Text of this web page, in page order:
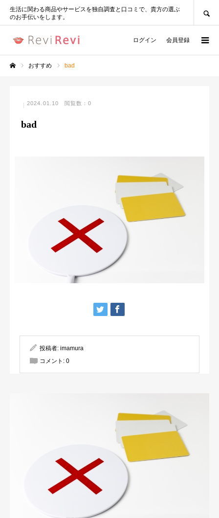
生活に関わる商品やサービスを独自調査と口コミで、貴方の選ぶ
のお手伝いをします。
ログイン 会員登録
おすすめ bad
2024.01.10 閲覧数：0
bad
投稿者: imamura
コメント: 0